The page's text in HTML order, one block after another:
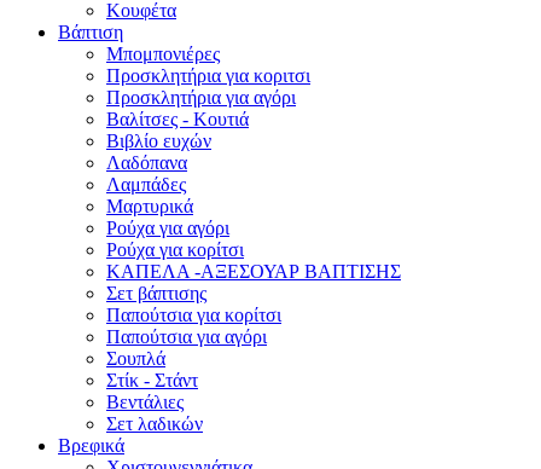
Κουφέτα
Βάπτιση
Μπομπονιέρες
Προσκλητήρια για κοριτσι
Προσκλητήρια για αγόρι
Βαλίτσες - Κουτιά
Βιβλίο ευχών
Λαδόπανα
Λαμπάδες
Μαρτυρικά
Ρούχα για αγόρι
Ρούχα για κορίτσι
ΚΑΠΕΛΑ -ΑΞΕΣΟΥΑΡ ΒΑΠΤΙΣΗΣ
Σετ βάπτισης
Παπούτσια για κορίτσι
Παπούτσια για αγόρι
Σουπλά
Στίκ - Στάντ
Βεντάλιες
Σετ λαδικών
Βρεφικά